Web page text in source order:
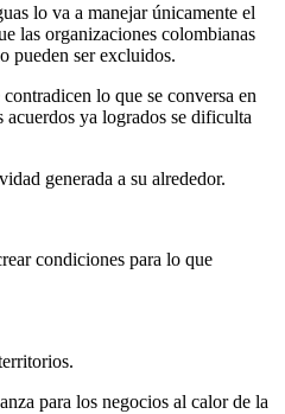
lo va a manejar únicamente el
las organizaciones colombianas
pueden ser excluidos.
lo que se conversa en
ya logrados se dificulta
generada a su alrededor.
condiciones para lo que
para los negocios al calor de la